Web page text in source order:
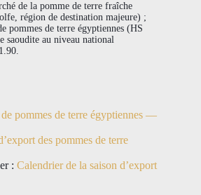
de la pomme de terre fraîche
région de destination majeure) ;
pommes de terre égyptiennes (HS
saoudite au niveau national
pommes de terre égyptiennes —
des pommes de terre
: Calendrier de la saison d’export